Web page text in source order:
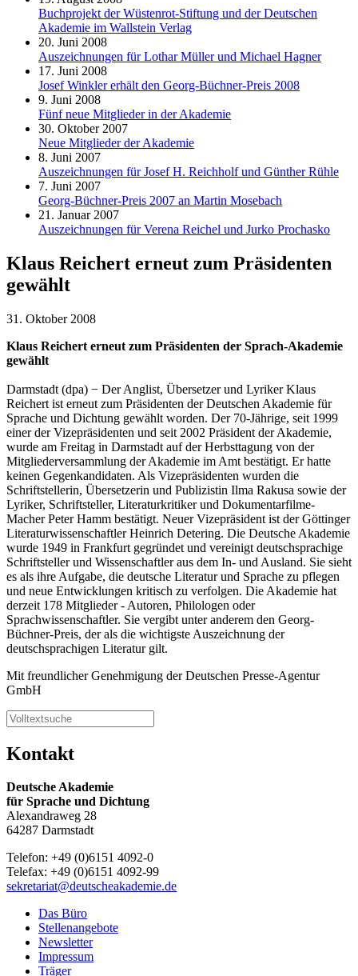
Buchprojekt der Wüstenrot-Stiftung und der Deutschen
Akademie im Wallstein Verlag
20. Juni 2008
Auszeichnungen für Lothar Müller und Michael Hagner
17. Juni 2008
Josef Winkler erhält den Georg-Büchner-Preis 2008
9. Juni 2008
Fünf neue Mitglieder in der Akademie
30. Oktober 2007
Neue Mitglieder der Akademie
8. Juni 2007
Auszeichnungen für Josef H. Reichholf und Günther Rühle
7. Juni 2007
Georg-Büchner-Preis 2007 an Martin Mosebach
21. Januar 2007
Auszeichnungen für Verena Reichel und Jurko Prochasko
Klaus Reichert erneut zum Präsidenten
gewählt
31. Oktober 2008
Klaus Reichert erneut zum Präsidenten der Sprach-Akademie
gewählt
Darmstadt (dpa) − Der Anglist, Übersetzer und Lyriker Klaus
Reichert ist erneut zum Präsidenten der Deutschen Akademie für
Sprache und Dichtung gewählt worden. Der 70-Jährige, seit 1999
einer der Vizepräsidenten und seit 2002 Präsident der Akademie,
wurde am Freitag in Darmstadt auf der Herbsttagung von der
Mitgliederversammlung der Akademie im Amt bestätigt. Er hatte
keinen Gegenkandidaten. Als Vizepräsidenten wurden die
Schriftstellerin, Übersetzerin und Publizistin Ilma Rakusa sowie der
Lyriker, Schriftsteller, Literaturkritiker und Dokumentarfilme-
Macher Peter Hamm bestätigt. Neuer Vizepräsident ist der Göttinger
Literaturwissenschaftler Heinrich Detering. Die Deutsche Akademie
wurde 1949 in Frankfurt gegründet und vereinigt deutschsprachige
Schriftsteller und Wissenschaftler aus dem In- und Ausland. Sie sieht
es als ihre Aufgabe, die deutsche Literatur und Sprache zu pflegen
und neue Entwicklungen kritisch zu verfolgen. Die Akademie hat
derzeit 178 Mitglieder - Autoren, Philologen oder
Sprachwissenschaftler. Sie vergibt unter anderem den Georg-
Büchner-Preis, der als die wichtigste Auszeichnung der
deutschsprachigen Literatur gilt.
Mit freundlicher Genehmigung der Deutschen Presse-Agentur
GmbH
Kontakt
Deutsche Akademie
für Sprache und Dichtung
Alexandraweg 28
64287 Darmstadt
Telefon: +49 (0)6151 4092-0
Telefax: +49 (0)6151 4092-99
sekretariat@deutscheakademie.de
Das Büro
Stellenangebote
Newsletter
Impressum
Träger